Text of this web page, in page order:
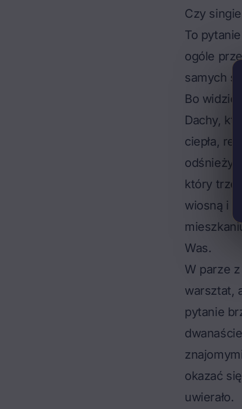
Czy
To
ogóle
samych
Bo
Dachy,
ciepła,
który
wiosną i
Was.
W parze
warsztat,
pytanie
okazać
uwierało.